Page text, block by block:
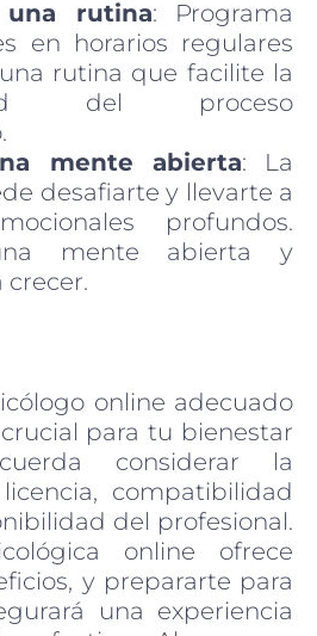
una rutina: Programa
en horarios regulares
rutina que facilite la
del proceso
mente abierta: La
desafiarte y llevarte a
profundos.
mente abierta y
crecer.
online adecuado
para tu bienestar
considerar la
compatibilidad
del profesional.
online ofrece
y prepararte para
una experiencia